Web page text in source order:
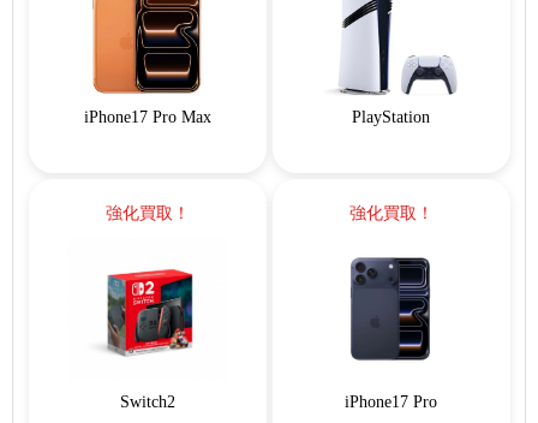
iPhone17 Pro Max PlayStation
強化買取！
Switch2
強化買取！
iPhone17 Pro